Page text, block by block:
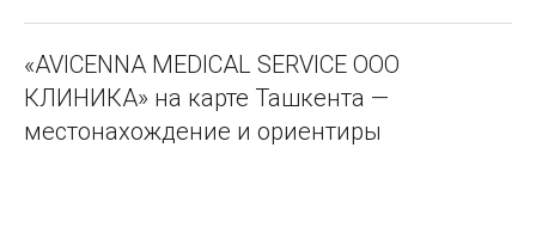
«AVICENNA MEDICAL SERVICE ООО
КЛИНИКА» на карте Ташкента —
местонахождение и ориентиры